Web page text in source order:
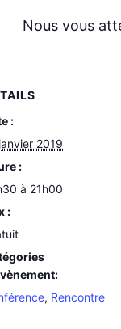
Nous vous
:
2019
:
à 21h00
:
, Rencontre